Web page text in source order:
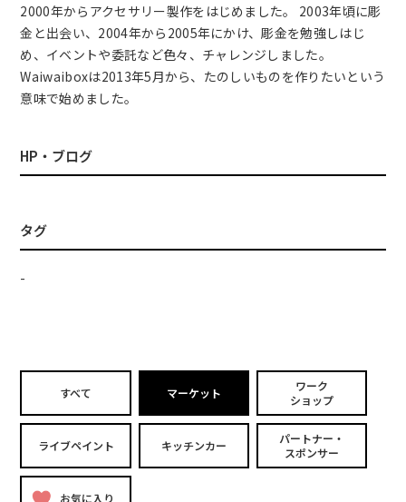
2000年からアクセサリー製作をはじめました。 2003年頃に彫
金と出会い、2004年から2005年にかけ、彫金を勉強しはじ
め、イベントや委託など色々、チャレンジしました。
Waiwaiboxは2013年5月から、たのしいものを作りたいという
意味で始めました。
HP・ブログ
タグ
-
すべて マーケット
ワーク
ショップ
ライブペイント キッチンカー
パートナー・
スポンサー
お気に入り